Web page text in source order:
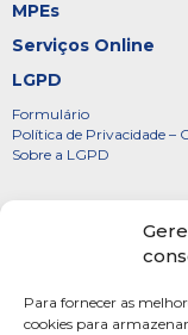
Para fornecer as
cookies para
MPEs
Serviços Online
LGPD
Formulário
Política de Privacidade –
Sobre a LGPD
Diretoria